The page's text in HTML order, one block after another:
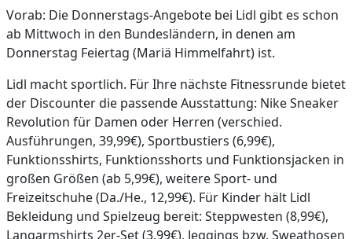
Vorab: Die Donnerstags-Angebote bei Lidl gibt es schon
ab Mittwoch in den Bundesländern, in denen am
Donnerstag Feiertag (Mariä Himmelfahrt) ist.
Lidl macht sportlich. Für Ihre nächste Fitnessrunde bietet
der Discounter die passende Ausstattung: Nike Sneaker
Revolution für Damen oder Herren (verschied.
Ausführungen, 39,99€), Sportbustiers (6,99€),
Funktionsshirts, Funktionsshorts und Funktionsjacken in
großen Größen (ab 5,99€), weitere Sport- und
Freizeitschuhe (Da./He., 12,99€). Für Kinder hält Lidl
Bekleidung und Spielzeug bereit: Steppwesten (8,99€),
Langarmshirts 2er-Set (3,99€), Jeggings bzw. Sweathosen